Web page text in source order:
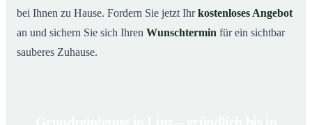
bei Ihnen zu Hause. Fordern Sie jetzt Ihrkostenloses Angebot
an und sichern Sie sich Ihren Wunschtermin für ein sichtbar
sauberes Zuhause.